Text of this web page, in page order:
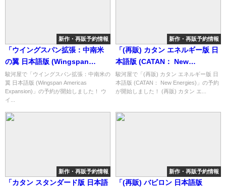
新作・再販予約情報
「ウイングスパン拡張：中南米
の翼 日本語版 (Wingspan
Americas Expansion)」の概略
と予約購入可能なショップ紹
介！
駿河屋で「ウイングスパン拡張：中南米の
翼 日本語版 (Wingspan Americas
Expansion)」の予約が開始しました！ ウ
イ...
新作・再販予約情報
「(再販) カタン エネルギー版 日
本語版 (CATAN： New
Energies)」の概略と予約購入可
能なショップ紹介！
駿河屋で「(再販) カタン エネルギー版 日
本語版 (CATAN： New Energies)」の予約
が開始しました！ (再販) カタン エ...
新作・再販予約情報
「カタン スタンダード版 日本語
新作・再販予約情報
「(再販) バビロン 日本語版